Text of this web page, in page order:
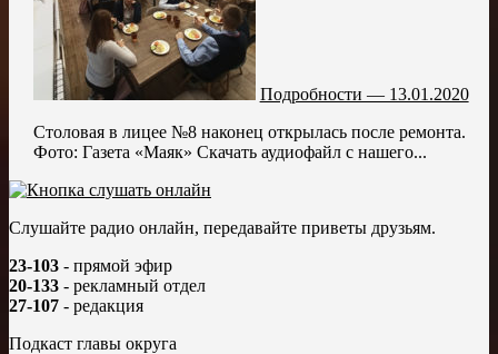
Подробности — 13.01.2020
Столовая в лицее №8 наконец открылась после ремонта.
Фото: Газета «Маяк» Скачать аудиофайл с нашего...
Слушайте радио онлайн, передавайте приветы друзьям.
23-103 - прямой эфир
20-133 - рекламный отдел
27-107 - редакция
Подкаст главы округа